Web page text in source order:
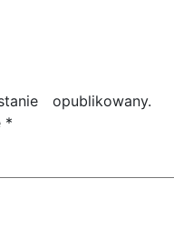
opublikowany.
*